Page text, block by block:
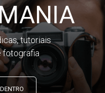
tutoriais
fotografia